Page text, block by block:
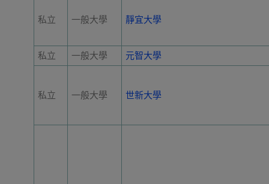
私立 一般大學 靜宜大學
私立 一般大學 元智大學
私立 一般大學 世新大學